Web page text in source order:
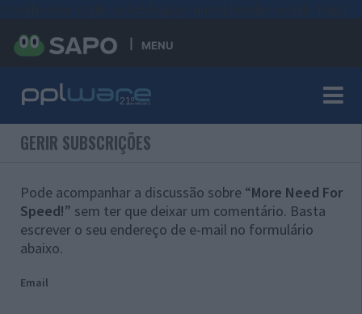
MENU
GERIR SUBSCRIÇÕES
Pode acompanhar a discussão sobre “More Need For
Speed!” sem ter que deixar um comentário. Basta
escrever o seu endereço de e-mail no formulário
abaixo.
Email